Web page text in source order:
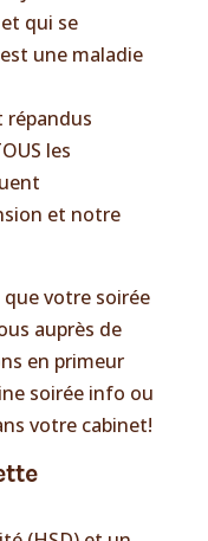
qui se
une maladie
répandus
les
et notre
votre soirée
auprès de
en primeur
soirée info ou
votre cabinet!